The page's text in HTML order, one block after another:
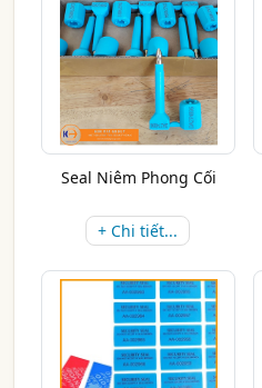
Seal Niêm Phong Cối
+ Chi tiết...